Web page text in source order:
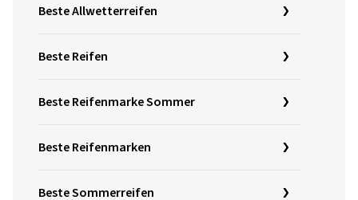
Beste Allwetterreifen
Beste Reifen
Beste Reifenmarke Sommer
Beste Reifenmarken
Beste Sommerreifen